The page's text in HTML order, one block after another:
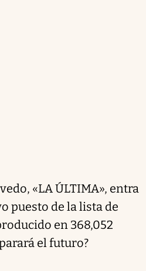
«LA ÚLTIMA», entra
puesto de la lista de
en 368,052
el futuro?